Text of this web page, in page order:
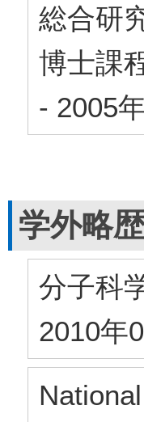
総合研
博士課
- 2005
学外略歴
分子科
2010年